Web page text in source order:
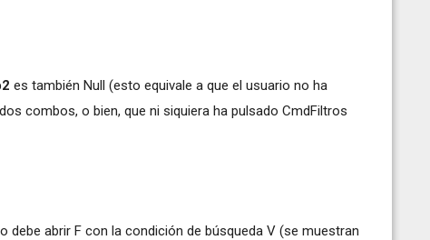
es también Null (esto equivale a que el usuario no ha
combos, o bien, que ni siquiera ha pulsado CmdFiltros
debe abrir F con la condición de búsqueda V (se muestran